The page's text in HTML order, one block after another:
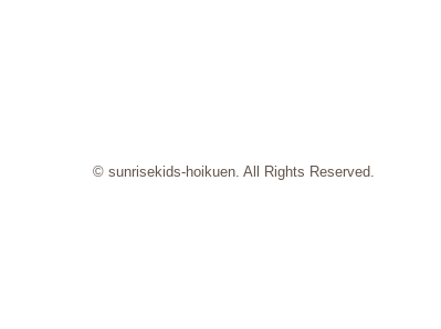
© sunrisekids-hoikuen. All Rights Reserved.